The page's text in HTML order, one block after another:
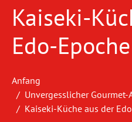
Kaiseki-
Edo-Epoche
Anfang
Unvergesslicher
Kaiseki-Küche aus der